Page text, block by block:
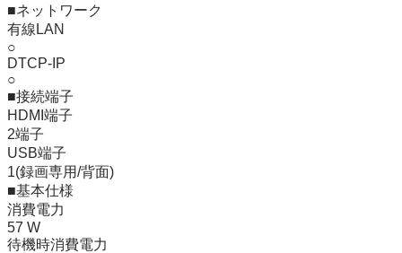
■ネットワーク
有線LAN
○
DTCP-IP
○
■接続端子
HDMI端子
2端子
USB端子
1(録画専用/背面)
■基本仕様
消費電力
57 W
待機時消費電力